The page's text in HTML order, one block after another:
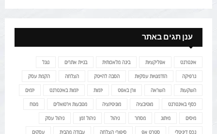
ענן תגים באתר
אינטרנט אפליקציות בינה מלאכותית בניית אתרים גוגל
גרפיקה הזדמנויות עסקיות הסבה להייטק הצלחה הקמת עסק
השקעות השראה וורן באפט יזמות יזמות באינטרנט יזמים
כסף באינטרנט מוטיבציה מוניטיזציה מטבעות וירטואלים מטח
מיסים מיתוג מסחר ניהול ניהול זמן ניהול עסק
נכס דיגיטלי סטרט אפ סיפורי הצלחה עבודה מהבית עסקים